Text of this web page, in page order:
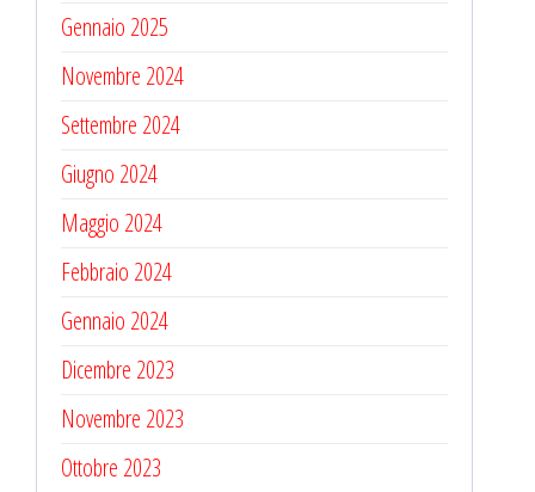
Gennaio 2025
Novembre 2024
Settembre 2024
Giugno 2024
Maggio 2024
Febbraio 2024
Gennaio 2024
Dicembre 2023
Novembre 2023
Ottobre 2023